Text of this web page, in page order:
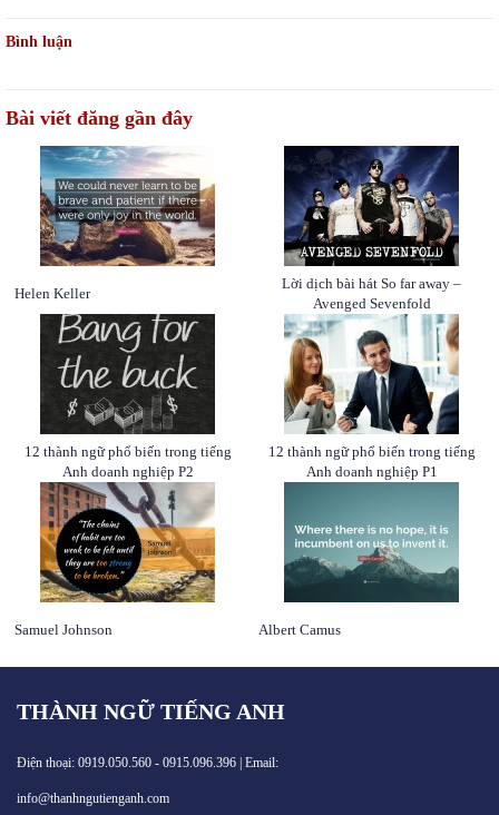
Bình luận
Bài viết đăng gần đây
Helen Keller
Lời dịch bài hát So far away –
Avenged Sevenfold
12 thành ngữ phổ biến trong tiếng
Anh doanh nghiệp P2
12 thành ngữ phổ biến trong tiếng
Anh doanh nghiệp P1
Samuel Johnson Albert Camus
THÀNH NGỮ TIẾNG ANH
Điện thoại: 0919.050.560 - 0915.096.396 | Email:
info@thanhngutienganh.com